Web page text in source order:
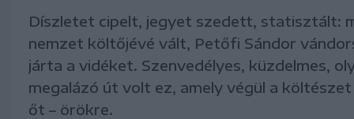
Díszletet cipelt, jegyet szedett, statisztált:
nemzet költőjévé vált, Petőfi Sándor
járta a vidéket. Szenvedélyes, küzdelmes,
megalázó út volt ez, amely végül a
őt – örökre.